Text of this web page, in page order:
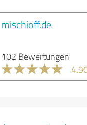
mischioff.de
102 Bewertungen